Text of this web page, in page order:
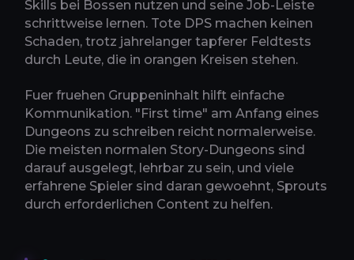
Skills bei Bossen nutzen und seine Job-Leiste
schrittweise lernen. Tote DPS machen keinen
Schaden, trotz jahrelanger tapferer Feldtests
durch Leute, die in orangen Kreisen stehen.
Fuer fruehen Gruppeninhalt hilft einfache
Kommunikation. "First time" am Anfang eines
Dungeons zu schreiben reicht normalerweise.
Die meisten normalen Story-Dungeons sind
darauf ausgelegt, lehrbar zu sein, und viele
erfahrene Spieler sind daran gewoehnt, Sprouts
durch erforderlichen Content zu helfen.